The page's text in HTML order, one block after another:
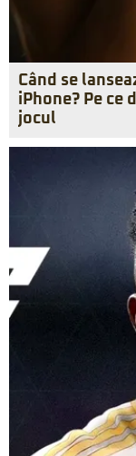
Când se
iPhone? Pe ce
jocul